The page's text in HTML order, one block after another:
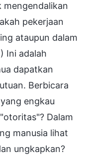
mengendalikan
pekerjaan
ataupun dalam
Ini adalah
dapatkan
Berbicara
engkau
Dalam
manusia lihat
ungkapkan?